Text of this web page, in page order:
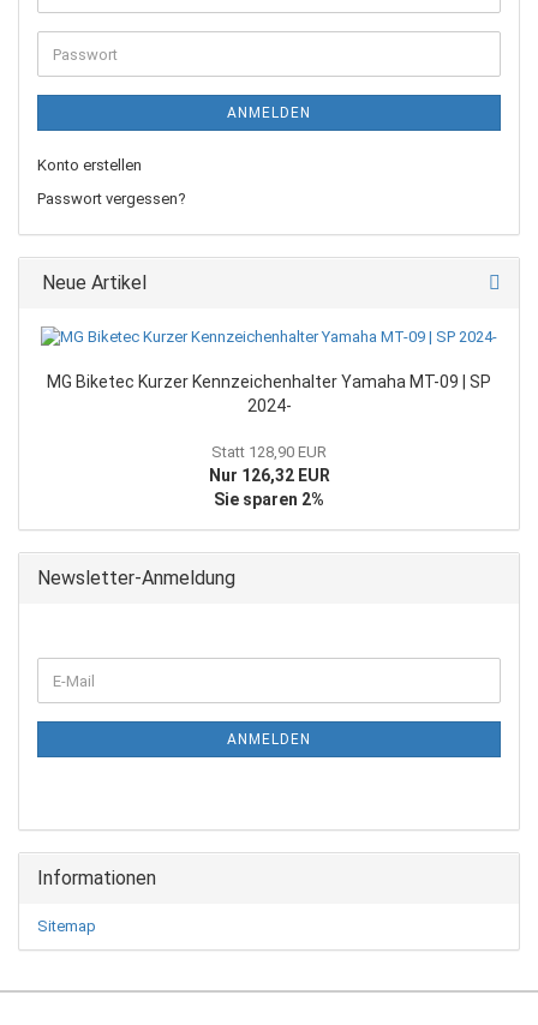
Mail-
Adresse
Passwort
ANMELDEN
Konto erstellen
Passwort vergessen?
Neue Artikel
MG Biketec Kurzer Kennzeichenhalter Yamaha MT-09 | SP
2024-
Statt 128,90 EUR
Nur 126,32 EUR
Sie sparen 2%
Newsletter-Anmeldung
ZUR
E-
Mail
ANMELDEN
Informationen
Sitemap